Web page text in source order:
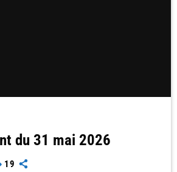
du 31 mai 2026
19